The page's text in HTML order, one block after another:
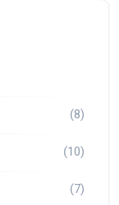
(8)
(10)
(7)